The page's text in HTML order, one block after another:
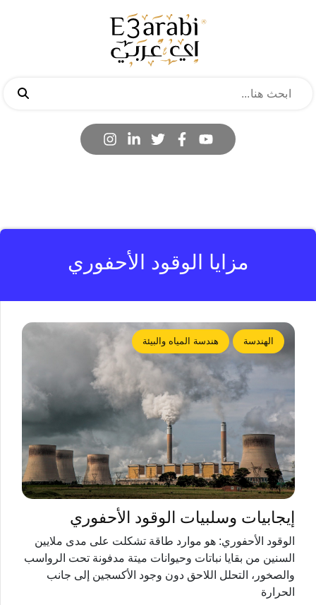
مزايا الوقود الأحفوري
الهندسة هندسة المياه والبيئة
إيجابيات وسلبيات الوقود الأحفوري
الوقود الأحفوري: هو موارد طاقة تشكلت على مدى ملايين
السنين من بقايا نباتات وحيوانات ميتة مدفونة تحت الرواسب
والصخور، التحلل اللاحق دون وجود الأكسجين إلى جانب
الحرارة